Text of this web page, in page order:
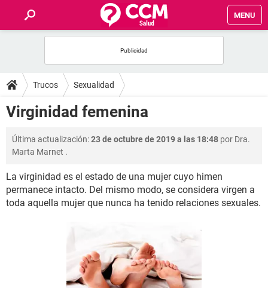
MENU
FOROS
SALUD
FAMILIA
BIENESTAR
Trucos Sexualidad
Virginidad femenina
Última actualización:23 de octubre de 2019 a las 18:48 por Dra.
Marta Marnet .
La virginidad es el estado de una mujer cuyo himen
permanece intacto. Del mismo modo, se considera virgen a
toda aquella mujer que nunca ha tenido relaciones sexuales.